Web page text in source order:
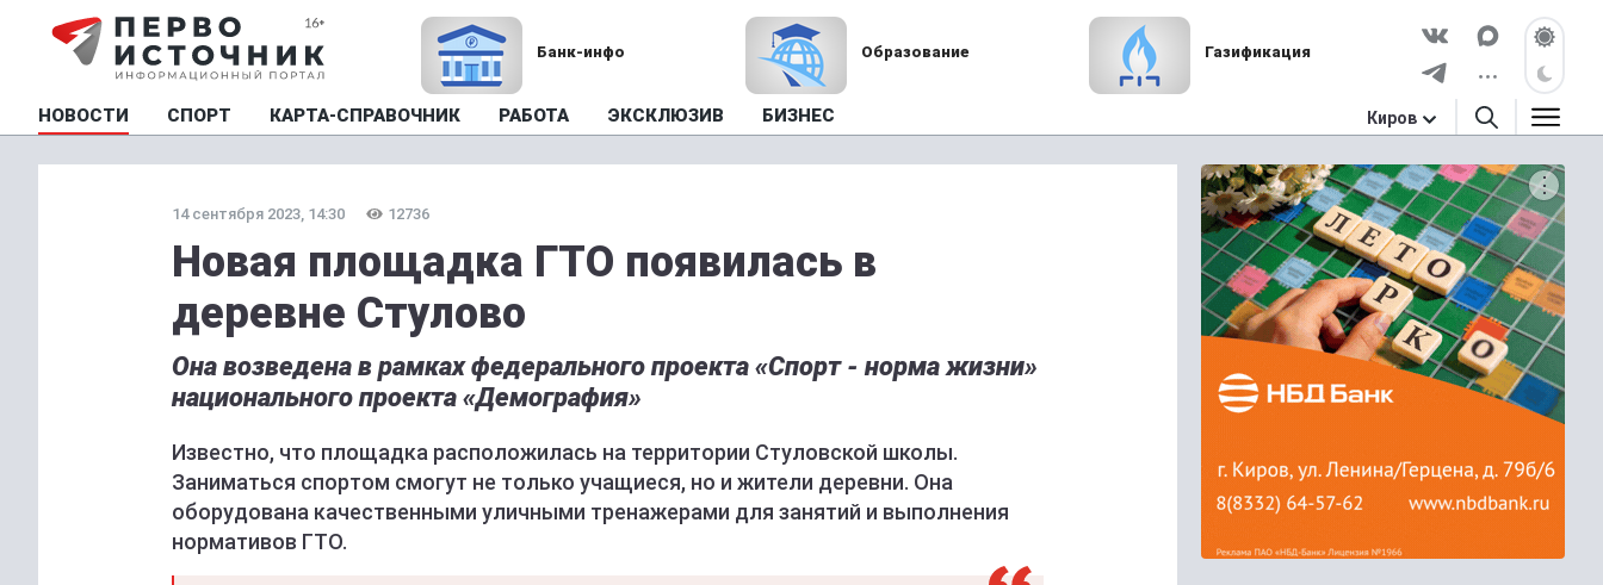
Банк-инфо Образование Газификация
НОВОСТИ СПОРТ КАРТА-СПРАВОЧНИК РАБОТА ЭКСКЛЮЗИВ БИЗНЕС Киров
14 сентября 2023, 14:30 12736
Новая площадка ГТО появилась в
деревне Стулово
Она возведена в рамках федерального проекта «Спорт - норма жизни»
национального проекта «Демография»
Известно, что площадка расположилась на территории Стуловской школы.
Заниматься спортом смогут не только учащиеся, но и жители деревни. Она
оборудована качественными уличными тренажерами для занятий и выполнения
нормативов ГТО.